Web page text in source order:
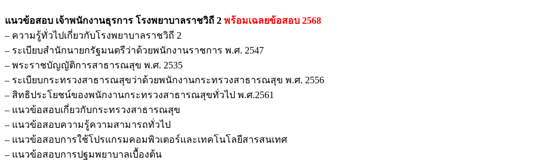
แนวข้อสอบ เจ้าพนักงานธุรการ โรงพยาบาลราชวิถี 2 พร้อมเฉลยข้อสอบ 2568
– ความรู้ทั่วไปเกี่ยวกับโรงพยาบาลราชวิถี 2
– ระเบียบสำนักนายกรัฐมนตรีว่าด้วยพนักงานราชการ พ.ศ. 2547
– พระราชบัญญัติการสาธารณสุข พ.ศ. 2535
– ระเบียบกระทรวงสาธารณสุขว่าด้วยพนักงานกระทรวงสาธารณสุข พ.ศ. 2556
– สิทธิประโยชน์ของพนักงานกระทรวงสาธารณสุขทั่วไป พ.ศ.2561
– แนวข้อสอบเกี่ยวกับกระทรวงสาธารณสุข
– แนวข้อสอบความรู้ความสามารถทั่วไป
– แนวข้อสอบการใช้โปรแกรมคอมพิวเตอร์และเทคโนโลยีสารสนเทศ
– แนวข้อสอบการปฐมพยาบาลเบื้องต้น